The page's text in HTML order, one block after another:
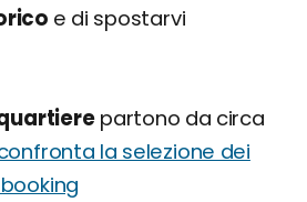
e di spostarvi
partono da circa
la selezione dei